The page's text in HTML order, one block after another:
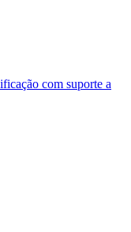
com suporte a